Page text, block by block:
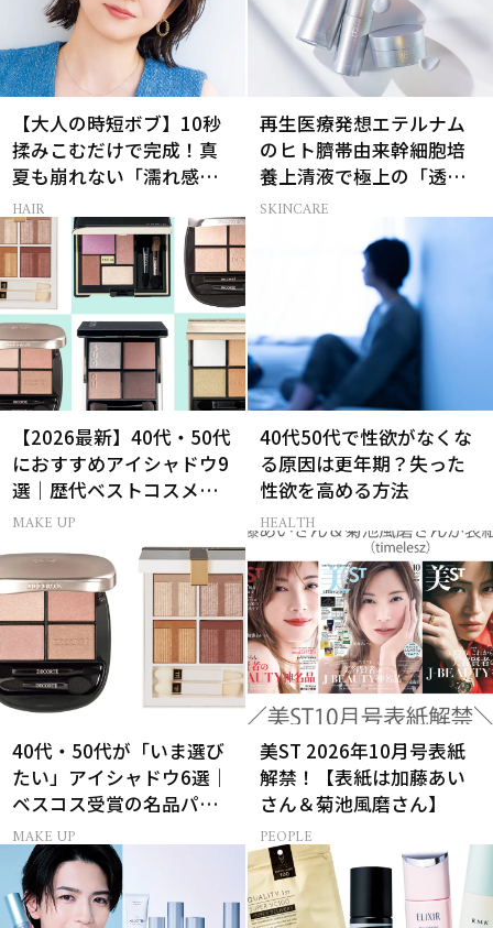
【大人の時短ボブ】10秒
揉みこむだけで完成！真
夏も崩れない「濡れ感ハ
ンサムヘア」
HAIR
再生医療発想エテルナム
のヒト臍帯由来幹細胞培
養上清液で極上の「透明
感ハリ肌」へ
SKINCARE
【2026最新】40代・50代
におすすめアイシャドウ9
選｜歴代ベストコスメ受
賞まとめ
MAKE UP
40代50代で性欲がなくな
る原因は更年期？失った
性欲を高める方法
HEALTH
40代・50代が「いま選び
たい」アイシャドウ6選｜
ベスコス受賞の名品パレ
ット＆単色アイカラー
MAKE UP
美ST 2026年10月号表紙
解禁！【表紙は加藤あい
さん＆菊池風磨さん】
PEOPLE